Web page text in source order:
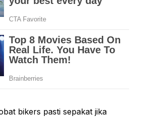
bikers pasti sepakat jika